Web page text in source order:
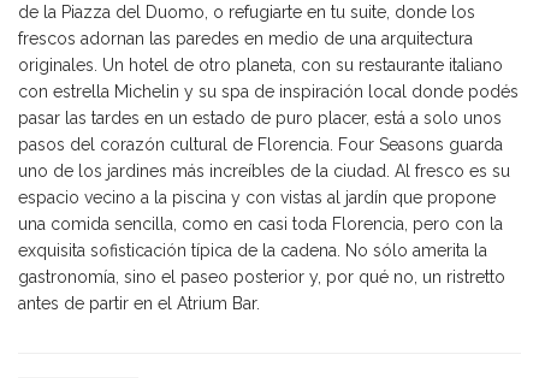
de la Piazza del Duomo, o refugiarte en tu suite, donde los
frescos adornan las paredes en medio de una arquitectura
originales. Un hotel de otro planeta, con su restaurante italiano
con estrella Michelin y su spa de inspiración local donde podés
pasar las tardes en un estado de puro placer, está a solo unos
pasos del corazón cultural de Florencia. Four Seasons guarda
uno de los jardines más increíbles de la ciudad. Al fresco es su
espacio vecino a la piscina y con vistas al jardín que propone
una comida sencilla, como en casi toda Florencia, pero con la
exquisita sofisticación típica de la cadena. No sólo amerita la
gastronomía, sino el paseo posterior y, por qué no, un ristretto
antes de partir en el Atrium Bar.